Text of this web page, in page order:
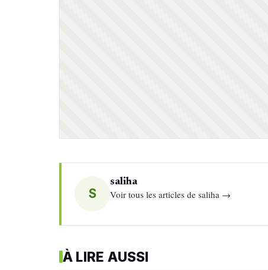
S
saliha
Voir tous les articles de saliha →
À LIRE AUSSI